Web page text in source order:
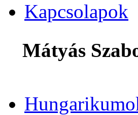
Kapcsolapok
Mátyás